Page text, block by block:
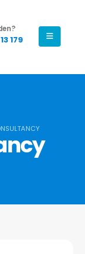
179